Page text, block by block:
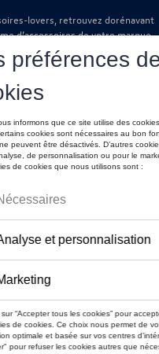
lovers, retrouvez dorénavant
d’accessoires de votre marque
forme de catalogue à
de votre concessionaire.
navigation
vous >T-Roc Collection >
Détail
capuche VW T-
XS
528